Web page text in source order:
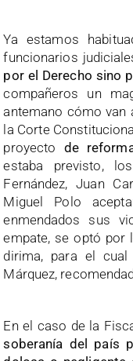
Ya estamos
funcionarios
por el Derecho sino
compañeros un
antemano cómo
la Corte
proyecto de
estaba previsto,
Fernández, Juan
Miguel Polo
enmendados sus
empate, se optó por
dirima, para el
Márquez,
En el caso de la
soberanía del país